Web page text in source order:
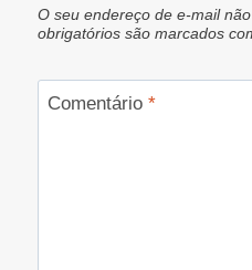
O seu endereço de e-mail
obrigatórios são marcados
Comentário *